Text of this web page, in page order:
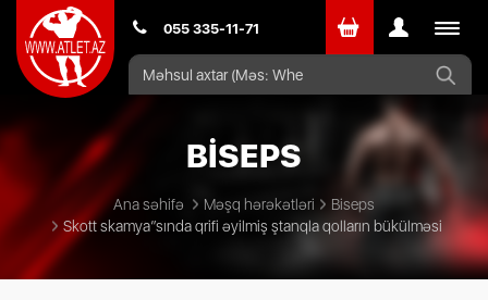
055 335-11-71
Toggle
BİSEPS
Ana səhifə Məşq hərəkətləri
Biseps
Skott skamya”sında qrifi əyilmiş ştanqla qolların bükülməsi